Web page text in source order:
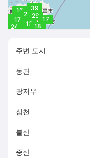
30
14
34
23
17
18
29
26
16
17
13
24
14
39
주변 도시
동관
광저우
심천
불산
중산